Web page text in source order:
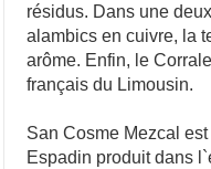
résidus. Dans une
alambics en cuivre, la
arôme. Enfin, le
français du Limousin.
San Cosme Mezcal
Espadin produit dans